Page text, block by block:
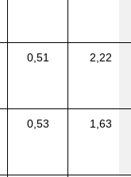
0,51 2,22
0,53 1,63